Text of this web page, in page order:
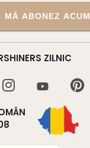
MĂ ABONEZ ACUM
ZILNIC